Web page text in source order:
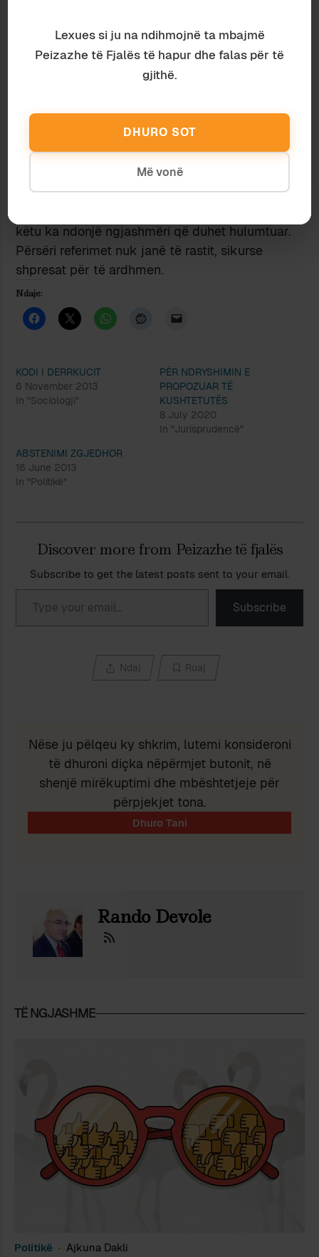
përfaqësim më të drejtë e lidhje më të fortë me
elektoratin. Fuqia e elektoratit do të rritet, e në
mënyrë të përpjesshme do të bjerë ajo e liderit,
dhe parlamentarët e vet.
Të gjithë këtë histori nuk e tregova vetëm për të
apasionuarit e politikës italiane. Për këta nuk
thashë asgjë të re, sepse i ndjekin vetë
peripecitë e fqinjit. Por ndoshta nuk e kanë bërë
këtu ka ndonjë ngjashmëri që duhet hulumtuar.
Përsëri referimet nuk janë të rastit, sikurse
shpresat për të ardhmen.
Ndaje:
KODI I DERRKUCIT
6 November 2013
In "Sociologji"
PËR NDRYSHIMIN E
PROPOZUAR TË
KUSHTETUTËS
8 July 2020
In "Jurisprudencë"
ABSTENIMI ZGJEDHOR
16 June 2013
In "Politikë"
Discover more from Peizazhe të fjalës
Subscribe to get the latest posts sent to your email.
Type your email…
Subscribe
Ndaj Ruaj
Nëse ju pëlqeu ky shkrim, lutemi konsideroni
të dhuroni diçka nëpërmjet butonit, në
shenjë mirëkuptimi dhe mbështetjeje për
përpjekjet tona.
Rando Devole
TË NGJASHME
Politikë Ajkuna Dakli
Lexues si ju na ndihmojnë ta mbajmë
Peizazhe të Fjalës të hapur dhe falas për të
gjithë.
DHURO SOT
Më vonë